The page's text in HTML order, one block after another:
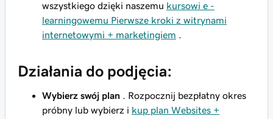
wszystkiego dzięki naszemu kursowi e -
learningowemu Pierwsze kroki z witrynami
internetowymi + marketingiem .
Działania do podjęcia:
Wybierz swój plan . Rozpocznij bezpłatny okres
próbny lub wybierz i kup plan Websites +